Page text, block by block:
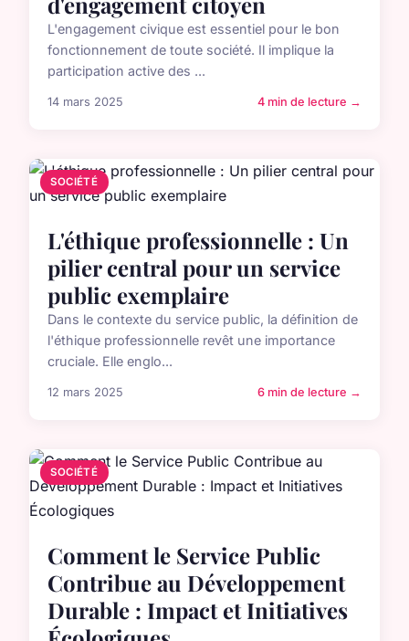
L'engagement civique est essentiel pour le bon
fonctionnement de toute société. Il implique la
participation active des ...
14 mars 2025 4 min de lecture →
SOCIÉTÉ
L'éthique professionnelle : Un
pilier central pour un service
public exemplaire
Dans le contexte du service public, la définition de
l'éthique professionnelle revêt une importance
cruciale. Elle englo...
12 mars 2025 6 min de lecture →
SOCIÉTÉ
Comment le Service Public
Contribue au Développement
Durable : Impact et Initiatives